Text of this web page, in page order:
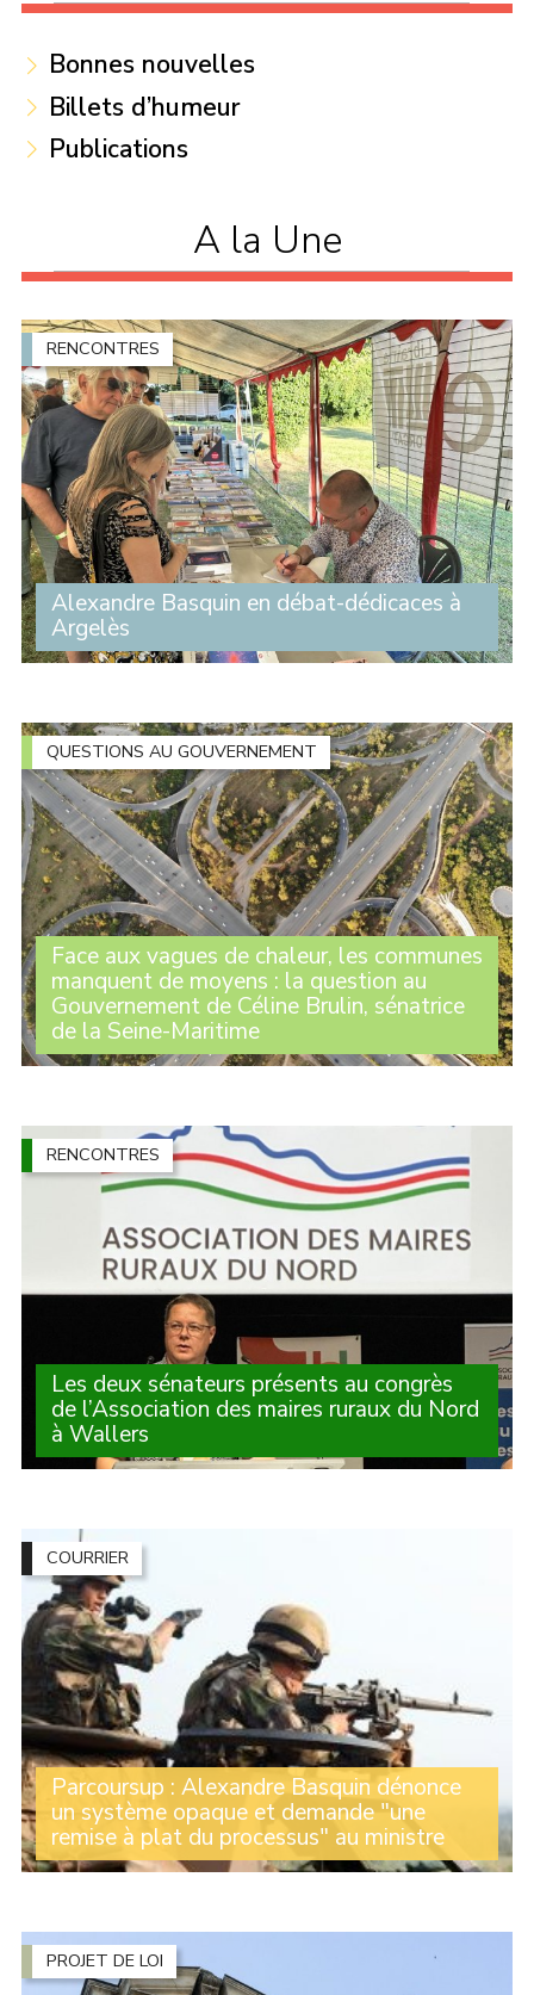
Bonnes nouvelles
Billets d’humeur
Publications
A la Une
RENCONTRES
Alexandre Basquin en débat-dédicaces à
Argelès
Une centaine de personnes ont assisté à l’intervention
cadre de son festival à Argelès. À la (...)
QUESTIONS AU GOUVERNEMENT
Face aux vagues de chaleur, les communes
manquent de moyens : la question au
Gouvernement de Céline Brulin, sénatrice
de la Seine-Maritime
Lors des Questions au Gouvernement, la sénatrice
communes d’agir comme elles le souhaiteraient (...)
RENCONTRES
Les deux sénateurs présents au congrès
de l’Association des maires ruraux du Nord
à Wallers
Michelle Gréaume et Alexandre Basquin étaient
des dizaines d’élus des communes adhérentes (...)
COURRIER
Parcoursup : Alexandre Basquin dénonce
un système opaque et demande "une
remise à plat du processus" au ministre
Refus des premiers choix, y compris en cas de bons
de la plateforme, opacité des (...)
PROJET DE LOI